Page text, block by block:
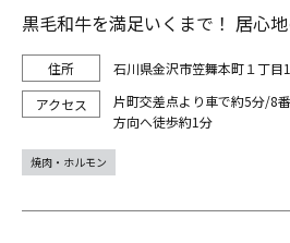
黒毛和牛を満足いくまで！ 居心
石川県金沢市笠舞本町１丁目
片町交差点より車で約5分/8
方向へ徒歩約1分
焼肉・ホルモン